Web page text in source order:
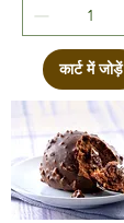
कार्ट में जोड़ें